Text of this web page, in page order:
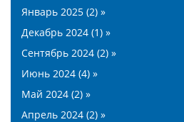
Январь 2025 (2) »
Декабрь 2024 (1) »
Сентябрь 2024 (2) »
Июнь 2024 (4) »
Май 2024 (2) »
Апрель 2024 (2) »